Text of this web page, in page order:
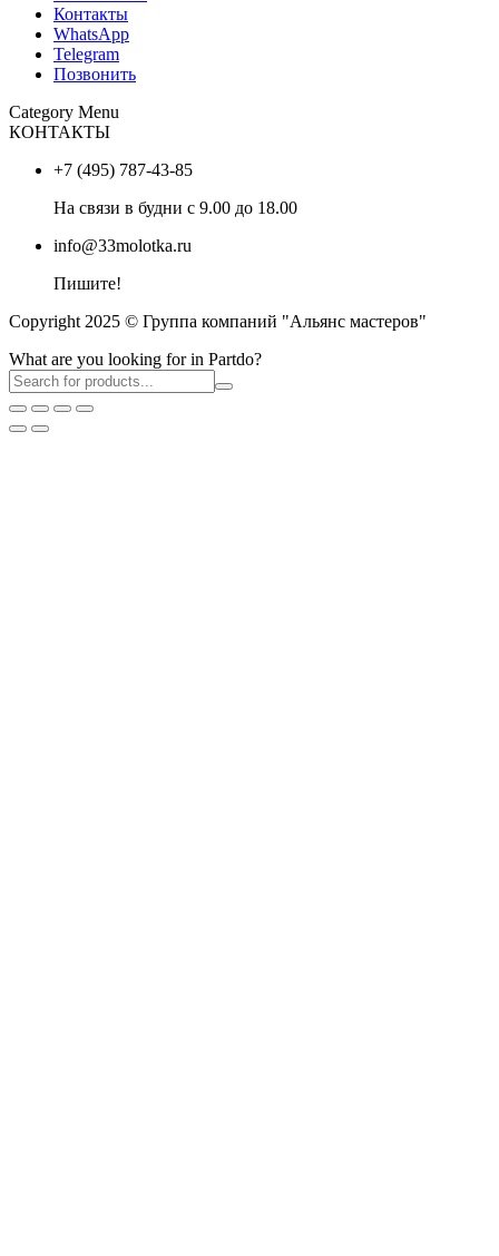
Контакты
WhatsApp
Telegram
Позвонить
Category Menu
КОНТАКТЫ
+7 (495) 787-43-85
На связи в будни с 9.00 до 18.00
info@33molotka.ru
Пишите!
Copyright 2025 © Группа компаний "Альянс мастеров"
What are you looking for in Partdo?